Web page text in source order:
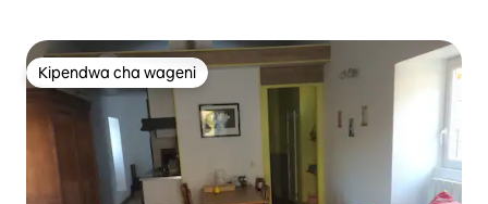
Kipendwa cha wageni
Kipendwa cha wageni